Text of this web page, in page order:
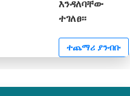
እንዳለባቸው
ተገለፀ፡፡
ተጨማሪ ያንብቡ